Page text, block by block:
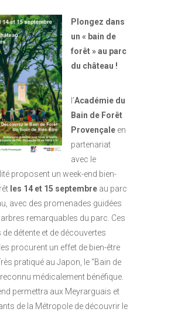
Plongez dans
un « bain de
forêt » au parc
du château !
l’Académie du
Bain de Forêt
Provençale en
partenariat
avec le
proposent un week-end bien-
les 14 et 15 septembre au parc
avec des promenades guidées
remarquables du parc. Ces
détente et de découvertes
procurent un effet de bien-être
pratiqué au Japon, le “Bain de
médicalement bénéfique.
permettra aux Meyrarguais et
de la Métropole de découvrir le